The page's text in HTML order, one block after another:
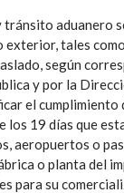
aduanero
tales
según
y por la
el cumplimiento
los 19 días que
aeropuertos o
o planta del
para su